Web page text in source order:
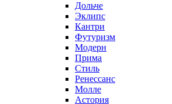
Дольче
Эклипс
Кантри
Футуризм
Модерн
Прима
Стиль
Ренессанс
Молле
Астория